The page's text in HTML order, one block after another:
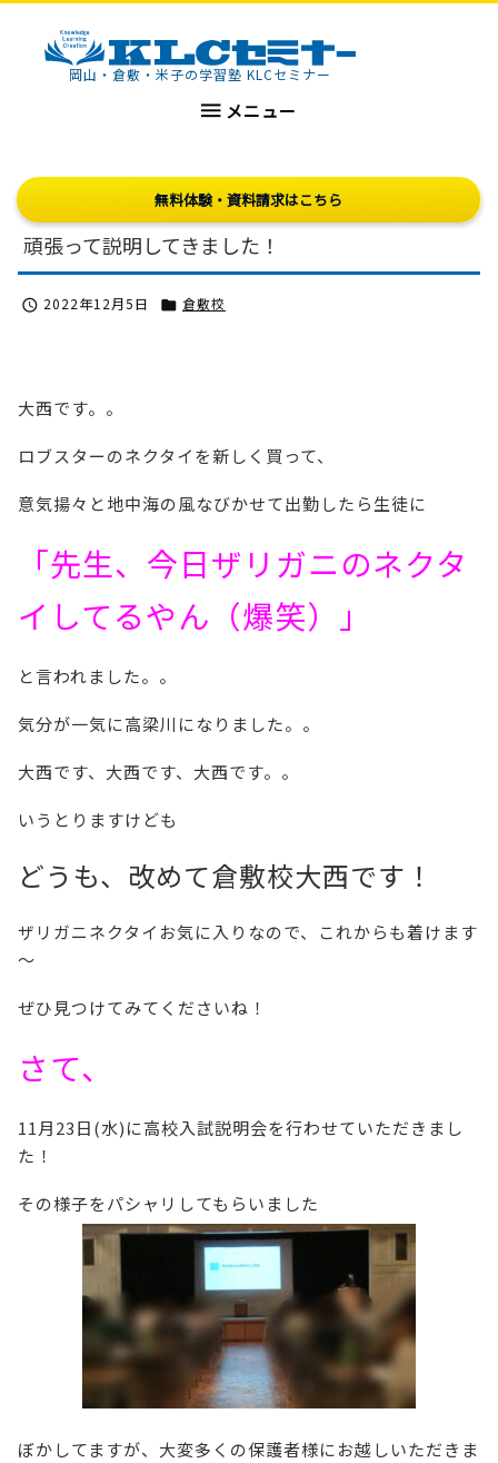
KLCセミナー岡山・倉敷・米子の学習塾 KLCセミナー
 メニュー
無料体験・資料請求はこちら
頑張って説明してきました！
 2022年12月5日  倉敷校
大西です。。
ロブスターのネクタイを新しく買って、
意気揚々と地中海の風なびかせて出勤したら生徒に
「先生、今日ザリガニのネクタ
イしてるやん（爆笑）」
と言われました。。
気分が一気に高梁川になりました。。
大西です、大西です、大西です。。
いうとりますけども
どうも、改めて倉敷校大西です！
ザリガニネクタイお気に入りなので、これからも着けます
～
ぜひ見つけてみてくださいね！
さて、
11月23日(水)に高校入試説明会を行わせていただきまし
た！
その様子をパシャリしてもらいました
ぼかしてますが、大変多くの保護者様にお越しいただきま